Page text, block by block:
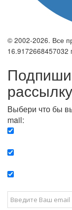
© 2002-2026. Все
16.9172668457032
рассылку
Выбери что бы
mail: